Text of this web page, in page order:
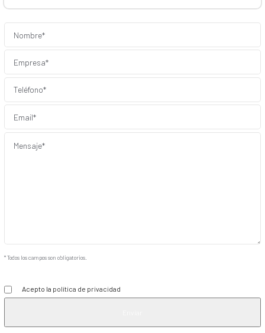
* Todos los campos son obligatorios.
Acepto la política de privacidad